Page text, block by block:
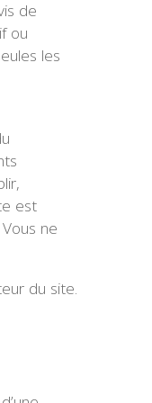
de
ou
les
est
ne
du site.